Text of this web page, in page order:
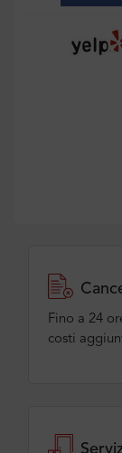
Fino a 24
costi